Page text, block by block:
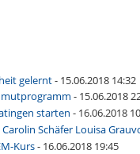
gelernt- 15.06.2018 14:32
- 15.06.2018
starten - 16.06.2018
Schäfer Louisa
Kurs- 16.06.2018 19:45